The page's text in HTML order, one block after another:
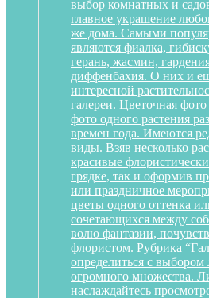
выбор комнатных и
главное украшение
же дома. Самыми
являются фиалка,
герань, жасмин,
диффенбахия. О них и
интересной
галереи. Цветочная фото
фото одного растения
времен года. Имеются
виды. Взяв несколько
красивые
грядке, так и оформив
или праздничное
цветы одного оттенка
сочетающихся между
волю фантазии,
флористом. Рубрика
определиться с
огромного множества.
наслаждайтесь